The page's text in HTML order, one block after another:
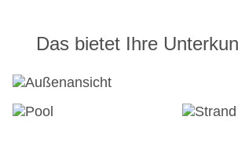
Das bietet Ihre